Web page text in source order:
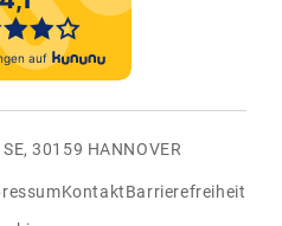
30159 HANNOVER
KontaktBarrierefreiheit